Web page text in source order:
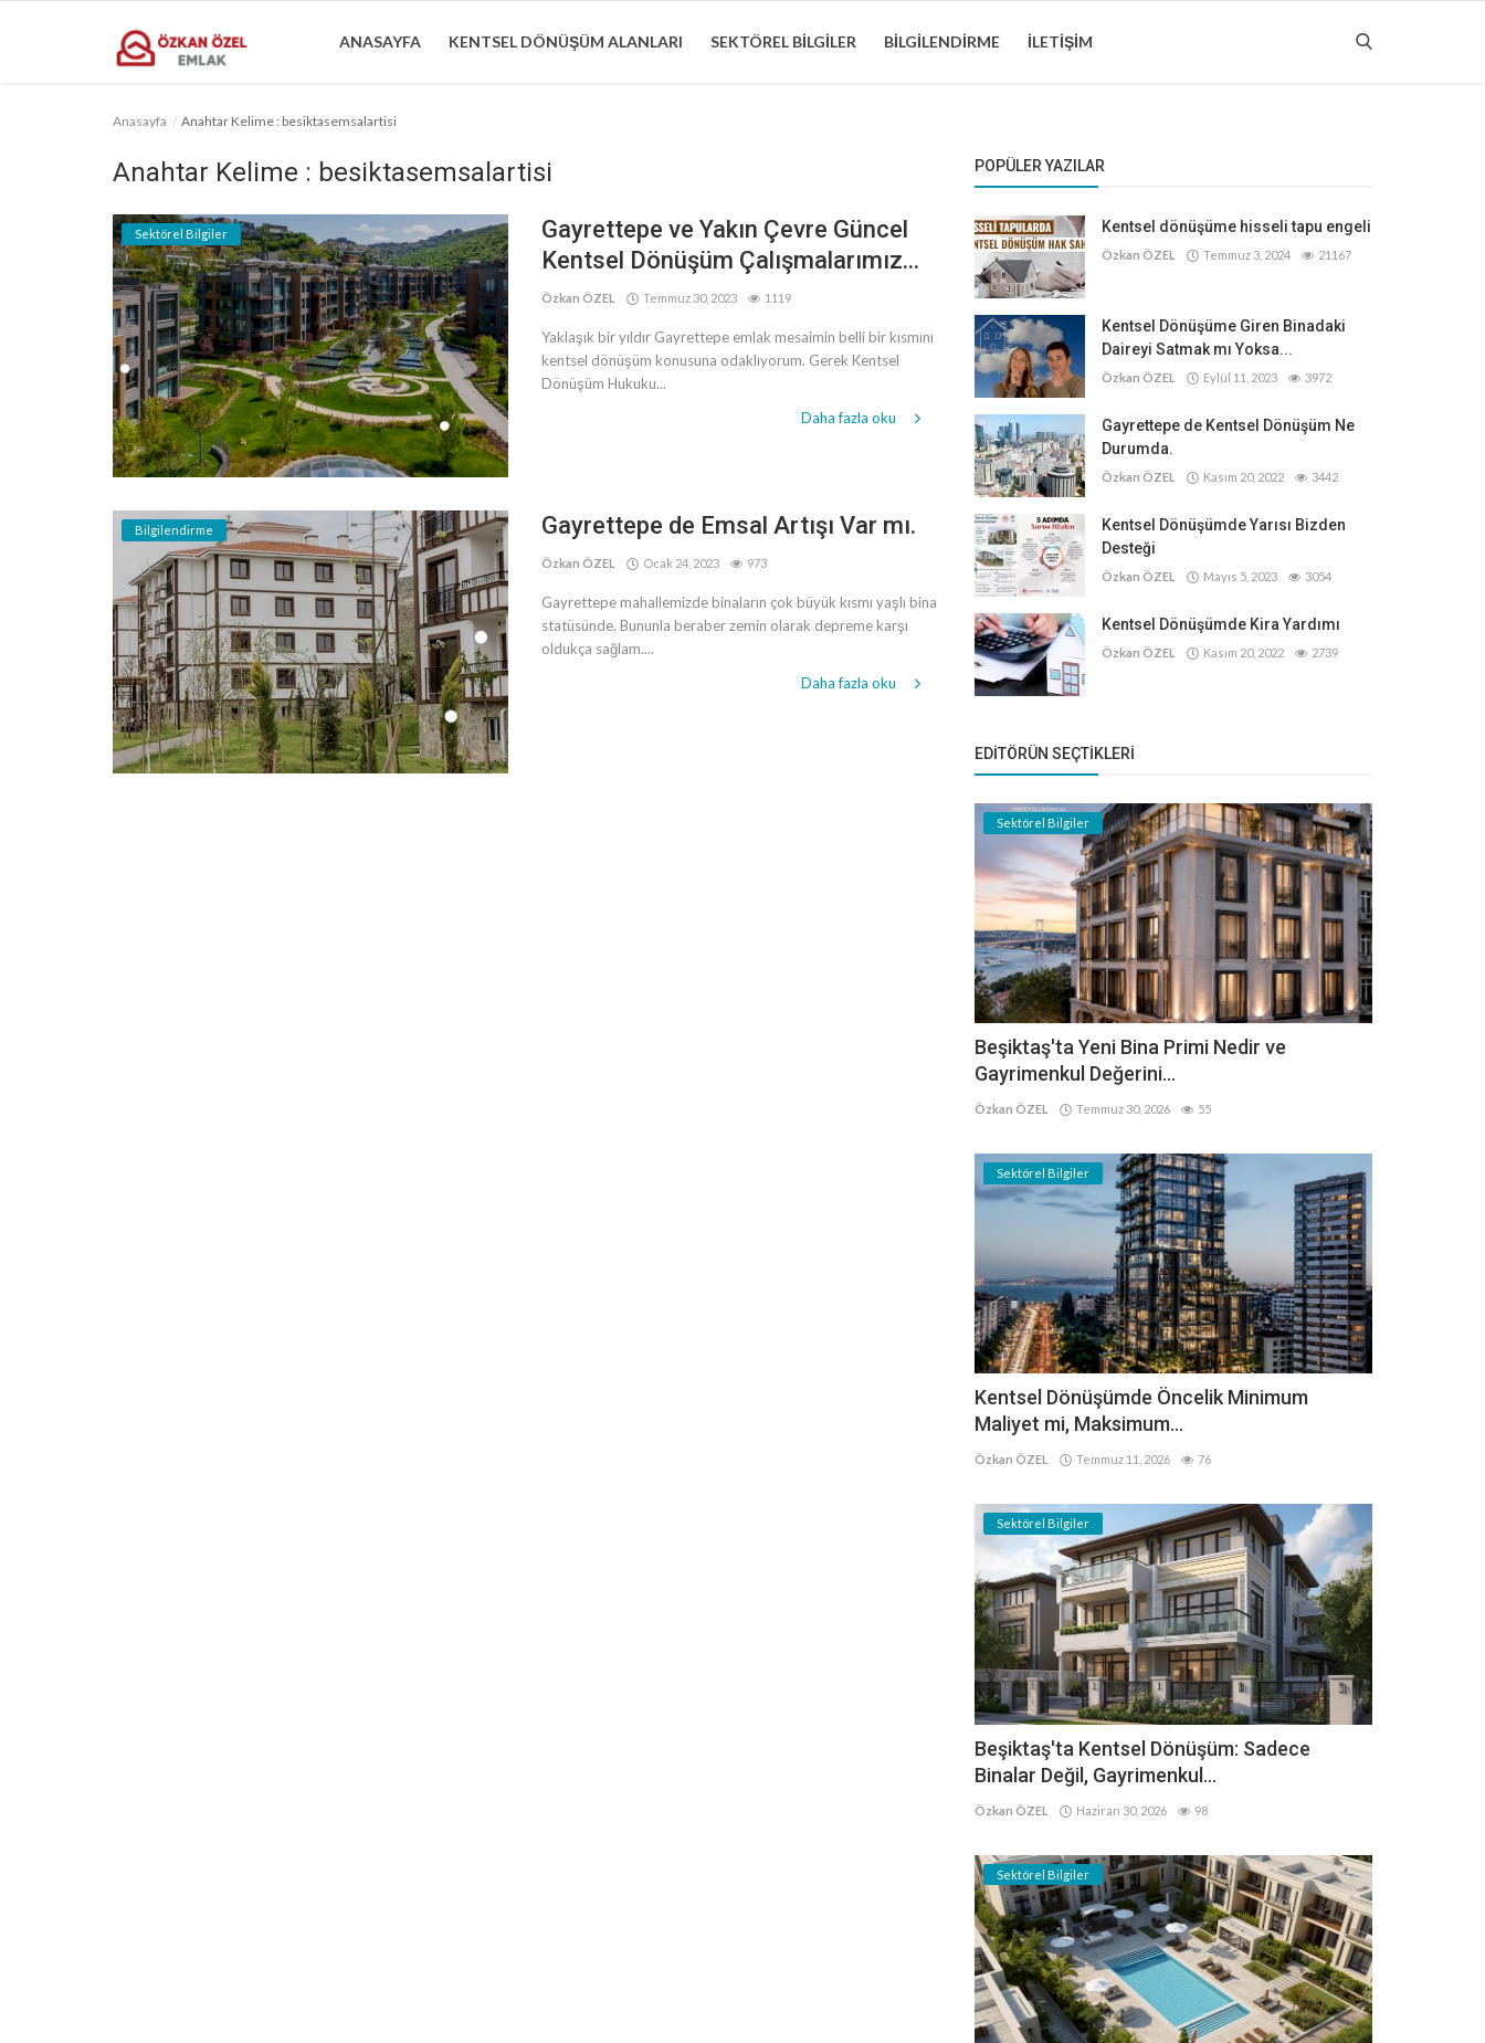
ANASAYFA KENTSEL DÖNÜŞÜM ALANLARI SEKTÖREL BILGILER BILGILENDIRME İLETIŞIM
Sektörel Bilgiler
Bilgilendirme
Anasayfa Anahtar Kelime : besiktasemsalartisi
Anahtar Kelime : besiktasemsalartisi
Sektörel Bilgiler
Gayrettepe ve Yakın Çevre Güncel
Kentsel Dönüşüm Çalışmalarımız...
Özkan ÖZEL Temmuz 30, 2023 1119
Yaklaşık bir yıldır Gayrettepe emlak mesaimin belli bir kısmını
kentsel dönüşüm konusuna odaklıyorum. Gerek Kentsel
Dönüşüm Hukuku...
Daha fazla oku
Bilgilendirme Gayrettepe de Emsal Artışı Var mı.
Özkan ÖZEL Ocak 24, 2023 973
Gayrettepe mahallemizde binaların çok büyük kısmı yaşlı bina
statüsünde. Bununla beraber zemin olarak depreme karşı
oldukça sağlam....
Daha fazla oku
POPÜLER YAZILAR
Kentsel dönüşüme hisseli tapu engeli
Özkan ÖZEL Temmuz 3, 2024 21167
Kentsel Dönüşüme Giren Binadaki
Daireyi Satmak mı Yoksa...
Özkan ÖZEL Eylül 11, 2023 3972
Gayrettepe de Kentsel Dönüşüm Ne
Durumda.
Özkan ÖZEL Kasım 20, 2022 3442
Kentsel Dönüşümde Yarısı Bizden
Desteği
Özkan ÖZEL Mayıs 5, 2023 3054
Kentsel Dönüşümde Kira Yardımı
Özkan ÖZEL Kasım 20, 2022 2739
EDITÖRÜN SEÇTIKLERI
Sektörel Bilgiler
Beşiktaş'ta Yeni Bina Primi Nedir ve
Gayrimenkul Değerini...
Özkan ÖZEL Temmuz 30, 2026 55
Sektörel Bilgiler
Kentsel Dönüşümde Öncelik Minimum
Maliyet mi, Maksimum...
Özkan ÖZEL Temmuz 11, 2026 76
Sektörel Bilgiler
Beşiktaş'ta Kentsel Dönüşüm: Sadece
Binalar Değil, Gayrimenkul...
Özkan ÖZEL Haziran 30, 2026 98
Sektörel Bilgiler